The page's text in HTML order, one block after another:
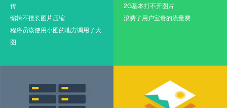
传
编辑不擅长图片压缩
程序员该使用小图的地方调用了大
图
2G基本打不开图片
浪费了用户宝贵的流量费